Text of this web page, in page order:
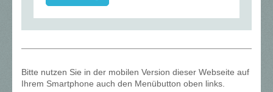
Bitte nutzen Sie in der mobilen Version dieser Webseite auf
Ihrem Smartphone auch den Menübutton oben links.